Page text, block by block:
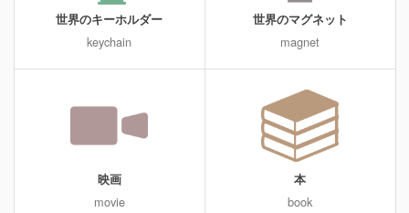
世界のキーホルダー
keychain
世界のマグネット
magnet
映画
movie
本
book